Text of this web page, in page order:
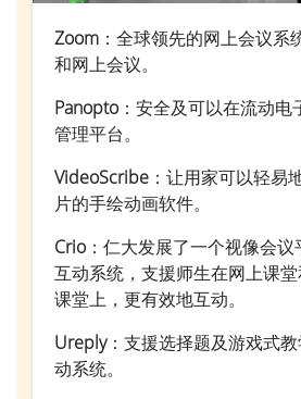
Zoom ：全球领先的网上会议系
和网上会议。
Panopto ：安全及可以在流动
管理平台。
VideoScribe ：让用家可以轻易
片的手绘动画软件。
Crio ：仁大发展了一个视像会
互动系统，支援师生在网上课堂
课堂上，更有效地互动。
Ureply：支援选择题及游戏式
动系统。